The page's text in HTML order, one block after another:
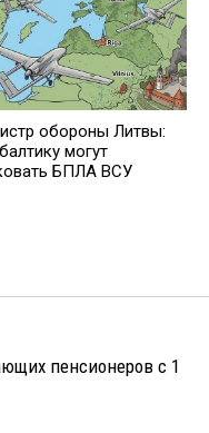
обороны Литвы:
могут
БПЛА ВСУ
пенсионеров с 1